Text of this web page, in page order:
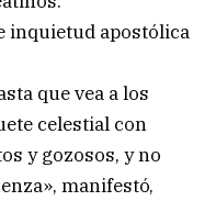
inquietud apostólica
que vea a los
celestial con
y gozosos, y no
manifestó,